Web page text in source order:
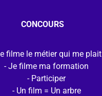
CONCOURS
filme le métier qui me plait
Je filme ma formation
Participer
Un film = Un arbre